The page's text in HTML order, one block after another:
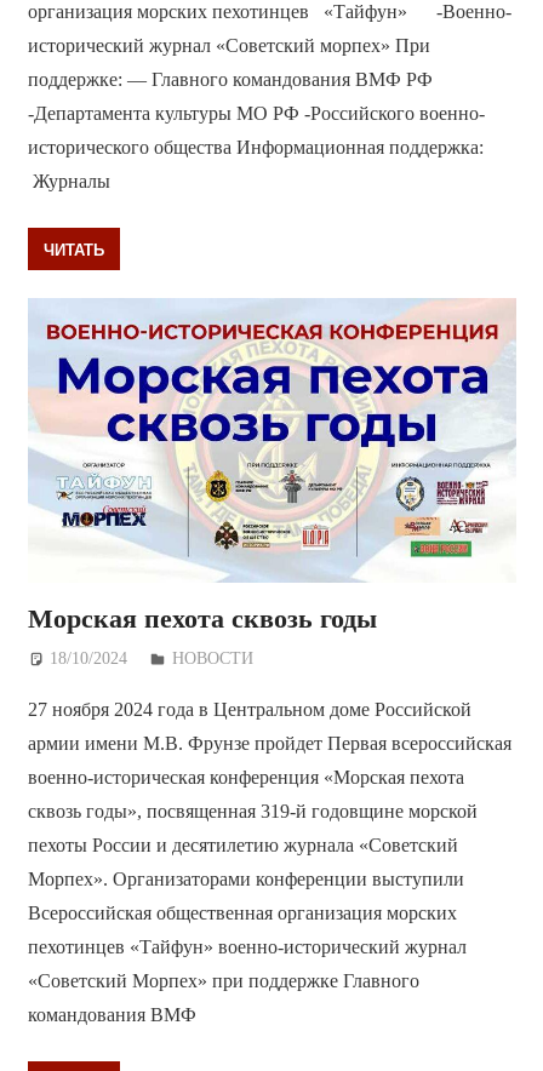
организация морских пехотинцев «Тайфун» -Военно-
исторический журнал «Советский морпех» При
поддержке: — Главного командования ВМФ РФ
-Департамента культуры МО РФ -Российского военно-
исторического общества Информационная поддержка:
Журналы
ЧИТАТЬ
Морская пехота сквозь годы
18/10/2024 Дежурный по Редакции
НОВОСТИ
27 ноября 2024 года в Центральном доме Российской
армии имени М.В. Фрунзе пройдет Первая всероссийская
военно-историческая конференция «Морская пехота
сквозь годы», посвященная 319-й годовщине морской
пехоты России и десятилетию журнала «Советский
Морпех». Организаторами конференции выступили
Всероссийская общественная организация морских
пехотинцев «Тайфун» военно-исторический журнал
«Советский Морпех» при поддержке Главного
командования ВМФ